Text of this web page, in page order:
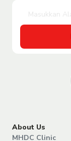
About Us
MHDC Clinic